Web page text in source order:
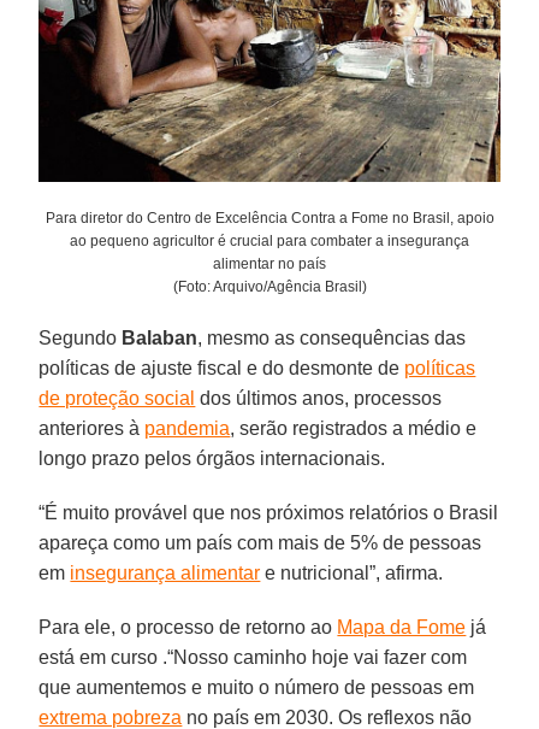
Para diretor do Centro de Excelência Contra a Fome no Brasil, apoio
ao pequeno agricultor é crucial para combater a insegurança
alimentar no país
(Foto: Arquivo/Agência Brasil)
Segundo Balaban, mesmo as consequências das
políticas de ajuste fiscal e do desmonte de políticas
de proteção social dos últimos anos, processos
anteriores à pandemia, serão registrados a médio e
longo prazo pelos órgãos internacionais.
“É muito provável que nos próximos relatórios o Brasil
apareça como um país com mais de 5% de pessoas
em insegurança alimentar e nutricional”, afirma.
Para ele, o processo de retorno ao Mapa da Fome já
está em curso .“Nosso caminho hoje vai fazer com
que aumentemos e muito o número de pessoas em
extrema pobreza no país em 2030. Os reflexos não